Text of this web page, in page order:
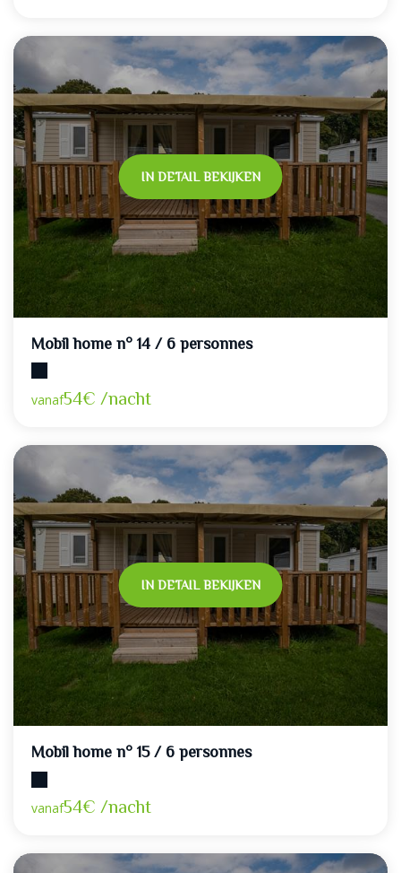
IN DETAIL BEKIJKEN
Mobil home n° 14 / 6 personnes
vanaf54€ /nacht
IN DETAIL BEKIJKEN
Mobil home n° 15 / 6 personnes
vanaf54€ /nacht